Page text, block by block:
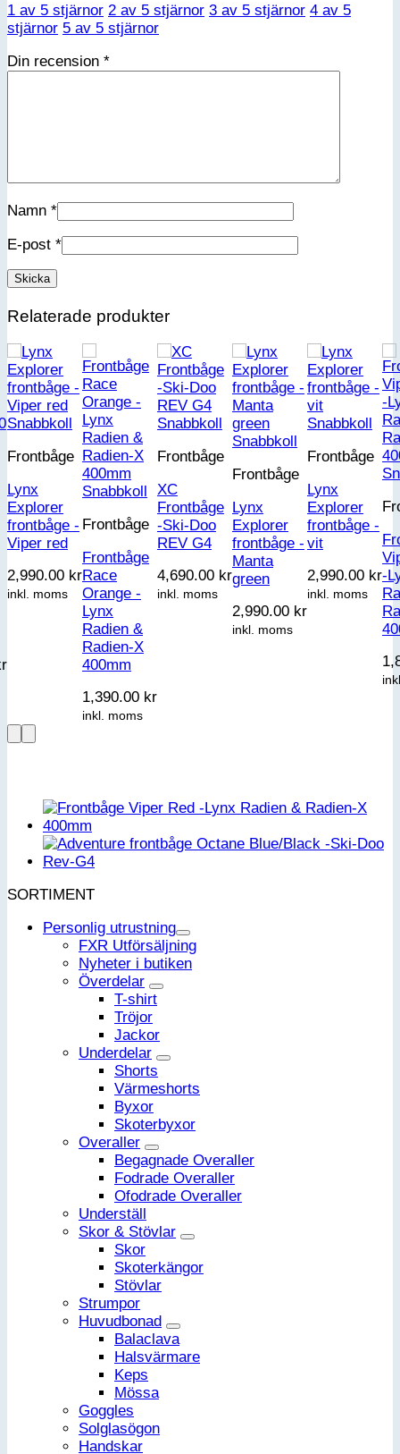
1 av 5 stjärnor 2 av 5 stjärnor 3 av 5 stjärnor 4 av 5
stjärnor 5 av 5 stjärnor
Din recension *
Namn *
E-post *
Relaterade produkter
Snabbkoll
Frontbåge
Lynx
Explorer
frontbåge -
Viper red
2,990.00 kr
inkl. moms
Snabbkoll
Frontbåge
Frontbåge
Race
Orange -
Lynx
Radien &
Radien-X
400mm
1,390.00 kr
inkl. moms
Snabbkoll
Frontbåge
XC
Frontbåge
-Ski-Doo
REV G4
4,690.00 kr
inkl. moms
Snabbkoll
Frontbåge
Lynx
Explorer
frontbåge -
Manta
green
2,990.00 kr
inkl. moms
Snabbkoll
Frontbåge
Lynx
Explorer
frontbåge -
vit
2,990.00 kr
inkl. moms
-
SORTIMENT
Personlig utrustning
FXR Utförsäljning
Nyheter i butiken
Överdelar
T-shirt
Tröjor
Jackor
Underdelar
Shorts
Värmeshorts
Byxor
Skoterbyxor
Overaller
Begagnade Overaller
Fodrade Overaller
Ofodrade Overaller
Underställ
Skor & Stövlar
Skor
Skoterkängor
Stövlar
Strumpor
Huvudbonad
Balaclava
Halsvärmare
Keps
Mössa
Goggles
Solglasögon
Handskar